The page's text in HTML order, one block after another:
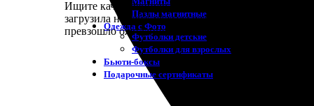
Пазлы магнитные
Одежда с Фото
Футболки детские
Футболки для взрослых
Бьюти-боксы
Подарочные сертификаты
Ищите качественную печать фото? Обратилась в
загрузила на сайт, указала размер и оформила
превзошло ожидания. Теперь картина украшает